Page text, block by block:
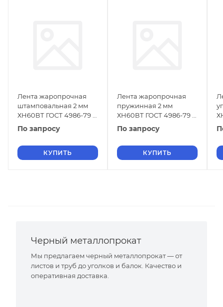
Лента жаропрочная
штамповальная 2 мм
ХН60ВТ ГОСТ 4986-79 г/
к
По запросу
КУПИТЬ
Лента жаропрочная
пружинная 2 мм
ХН60ВТ ГОСТ 4986-79 х/
к
По запросу
КУПИТЬ
к
Черный металлопрокат
Мы предлагаем черный металлопрокат — от
листов и труб до уголков и балок. Качество и
оперативная доставка.